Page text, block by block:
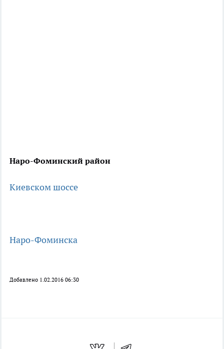
Наро-Фоминский район
Киевском шоссе
Наро-Фоминска
Добавлено 1.02.2016 06:30